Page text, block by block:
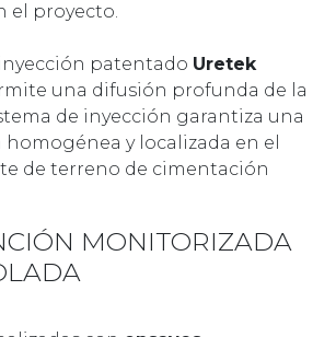
el proyecto.
patentado Uretek
una difusión profunda de la
de inyección garantiza una
y localizada en el
de terreno de cimentación
MONITORIZADA